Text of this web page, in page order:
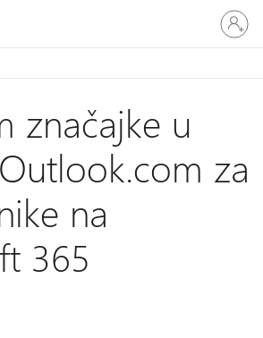
Prijavite
se
u
račun
značajke u
za
na
365